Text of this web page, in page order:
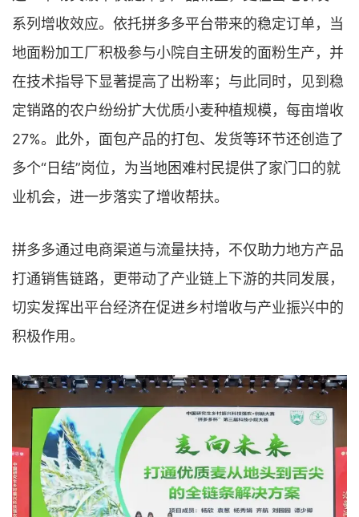
系列增收效应。依托拼多多平台带来的稳定订单，当
地面粉加工厂积极参与小院自主研发的面粉生产，并
在技术指导下显著提高了出粉率；与此同时，见到稳
定销路的农户纷纷扩大优质小麦种植规模，每亩增收
27%。此外，面包产品的打包、发货等环节还创造了
多个“日结”岗位，为当地困难村民提供了家门口的就
业机会，进一步落实了增收帮扶。
拼多多通过电商渠道与流量扶持，不仅助力地方产品
打通销售链路，更带动了产业链上下游的共同发展，
切实发挥出平台经济在促进乡村增收与产业振兴中的
积极作用。